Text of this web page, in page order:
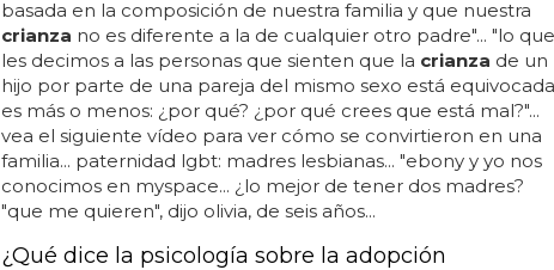
basada en la composición de nuestra familia y que nuestra
crianza no es diferente a la de cualquier otro padre"... "lo que
les decimos a las personas que sienten que la crianza de un
hijo por parte de una pareja del mismo sexo está equivocada
es más o menos: ¿por qué? ¿por qué crees que está mal?"...
vea el siguiente vídeo para ver cómo se convirtieron en una
familia... paternidad lgbt: madres lesbianas... "ebony y yo nos
conocimos en myspace... ¿lo mejor de tener dos madres?
"que me quieren", dijo olivia, de seis años...
¿Qué dice la psicología sobre la adopción